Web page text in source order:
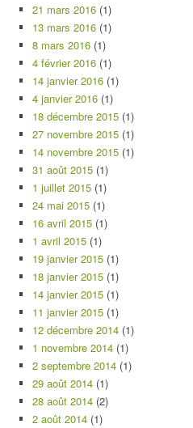
21 mars 2016 (1)
13 mars 2016 (1)
8 mars 2016 (1)
4 février 2016 (1)
14 janvier 2016 (1)
4 janvier 2016 (1)
18 décembre 2015 (1)
27 novembre 2015 (1)
14 novembre 2015 (1)
31 août 2015 (1)
1 juillet 2015 (1)
24 mai 2015 (1)
16 avril 2015 (1)
1 avril 2015 (1)
19 janvier 2015 (1)
18 janvier 2015 (1)
14 janvier 2015 (1)
11 janvier 2015 (1)
12 décembre 2014 (1)
1 novembre 2014 (1)
2 septembre 2014 (1)
29 août 2014 (1)
28 août 2014 (2)
2 août 2014 (1)